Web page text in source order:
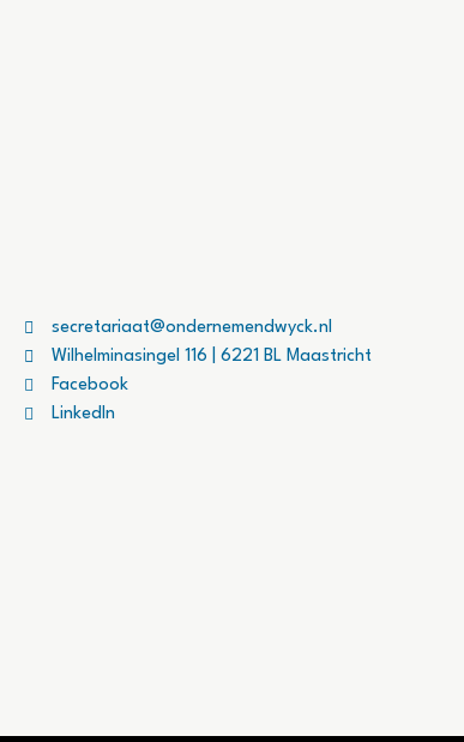
secretariaat@ondernemendwyck.nl
Wilhelminasingel 116 | 6221 BL Maastricht
Facebook
LinkedIn